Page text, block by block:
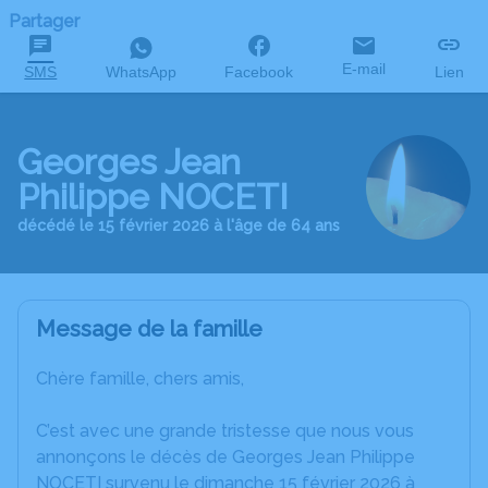
Partager
SMS WhatsApp Facebook E-mail Lien
Georges Jean
Philippe NOCETI
décédé le 15 février 2026 à l'âge de 64 ans
Message de la famille
Chère famille, chers amis,
C’est avec une grande tristesse que nous vous
annonçons le décès de Georges Jean Philippe
NOCETI survenu le dimanche 15 février 2026 à